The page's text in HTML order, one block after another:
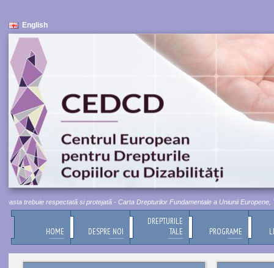
English
trebuie respectată si protejată - Carta Drepturilor Fundamentale a Uniunii Europene,
HOME DESPRE NOI
DREPTURILE
TALE
PROGRAME